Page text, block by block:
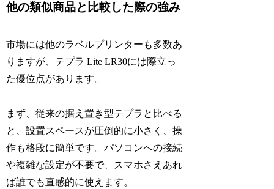
他の類似商品と比較した際の強み
市場には他のラベルプリンターも多数あ
りますが、テプラ Lite LR30には際立っ
た優位点があります。
まず、従来の据え置き型テプラと比べる
と、設置スペースが圧倒的に小さく、操
作も格段に簡単です。パソコンへの接続
や複雑な設定が不要で、スマホさえあれ
ば誰でも直感的に使えます。